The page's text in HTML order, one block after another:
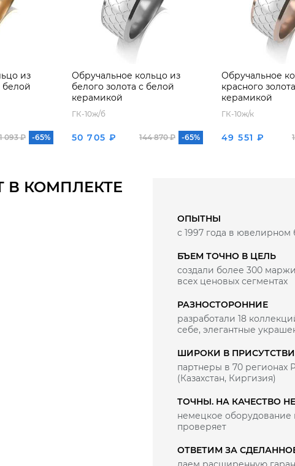
из
белой
093 ₽ -65%
Обручальное кольцо из
белого золота с белой
керамикой
ГК-10ж/б
50 705 ₽ 144 870 ₽ -65%
Обручальное
красного
керамикой
ГК-10ж/к
49 551 ₽
В КОМПЛЕКТЕ
ОПЫТНЫ
с 1997 года в ювелирном
БЪЕМ ТОЧНО В ЦЕЛЬ
создали более 300
всех ценовых сегментах
РАЗНОСТОРОННИЕ
разработали 18
себе, элегантные
ШИРОКИ В
партнеры в 70 регионах
(Казахстан, Киргизия)
ТОЧНЫ. НА КАЧЕСТВО
немецкое оборудование
проверяет
ОТВЕТИМ ЗА